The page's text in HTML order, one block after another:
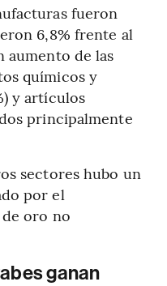
fueron
6,8% frente al
aumento de las
químicos y
y artículos
principalmente
sectores hubo un
por el
oro no
ganan